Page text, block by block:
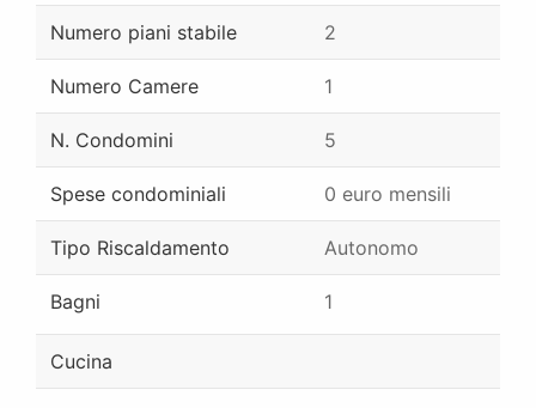
Numero piani stabile 2
Numero Camere 1
N. Condomini 5
Spese condominiali 0 euro mensili
Tipo Riscaldamento Autonomo
Bagni 1
Cucina